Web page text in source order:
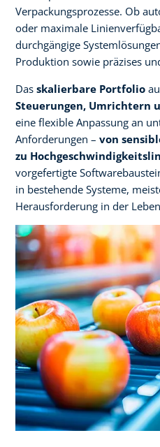
Verpackungsprozesse. Ob
oder maximale
durchgängige
Produktion sowie präzises
​Das skalierbare Portfolio
Steuerungen, Umrichtern
eine flexible Anpassung an
Anforderungen – von
zu
vorgefertigte
in bestehende Systeme,
Herausforderung in der